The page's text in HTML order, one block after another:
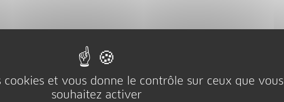
cookies et vous donne le contrôle sur ceux que vous
souhaitez activer